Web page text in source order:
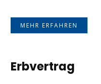
MEHR ERFAHREN
Erbvertrag